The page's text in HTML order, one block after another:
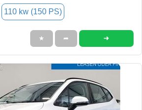
110 kw (150 PS)
★ ➦ ➜